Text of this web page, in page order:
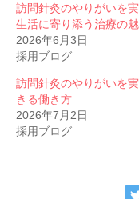
訪問針灸のやりがいを実
生活に寄り添う治療の
2026年6月3日
採用ブログ
訪問針灸のやりがいを
きる働き方
2026年7月2日
採用ブログ